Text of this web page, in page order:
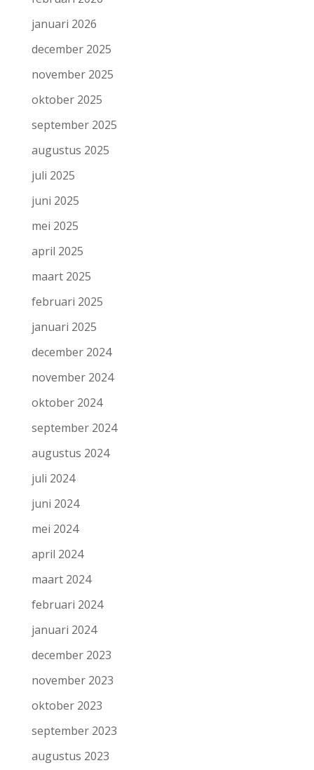
januari 2026
december 2025
november 2025
oktober 2025
september 2025
augustus 2025
juli 2025
juni 2025
mei 2025
april 2025
maart 2025
februari 2025
januari 2025
december 2024
november 2024
oktober 2024
september 2024
augustus 2024
juli 2024
juni 2024
mei 2024
april 2024
maart 2024
februari 2024
januari 2024
december 2023
november 2023
oktober 2023
september 2023
augustus 2023